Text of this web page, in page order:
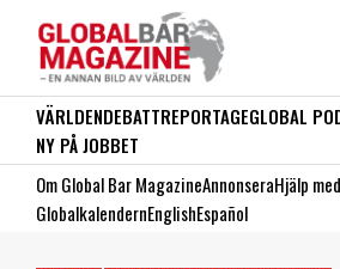
VÄRLDENDEBATTREPORTAGEGLOBAL
NY PÅ JOBBET
Om Global Bar MagazineAnnonseraHjälp
GlobalkalendernEnglishEspañol